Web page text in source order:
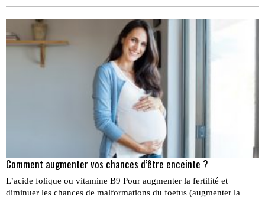
Comment augmenter vos chances d’être enceinte ?
L’acide folique ou vitamine B9 Pour augmenter la ferti­lité et
diminuer les chances de malformations du foetus (augmenter la